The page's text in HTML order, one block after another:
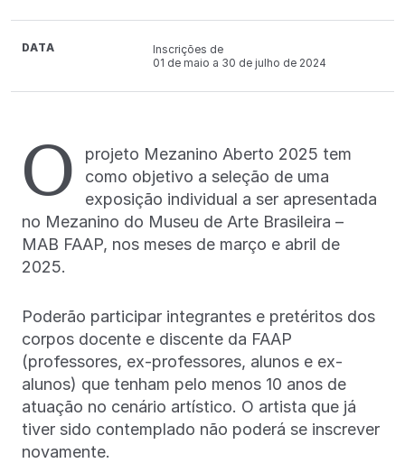
DATA
Inscrições de
01 de maio a 30 de julho de 2024
O
projeto Mezanino Aberto 2025 tem
como objetivo a seleção de uma
exposição individual a ser apresentada
no Mezanino do Museu de Arte Brasileira –
MAB FAAP, nos meses de março e abril de
2025.
Poderão participar integrantes e pretéritos dos
corpos docente e discente da FAAP
(professores, ex-professores, alunos e ex-
alunos) que tenham pelo menos 10 anos de
atuação no cenário artístico. O artista que já
tiver sido contemplado não poderá se inscrever
novamente.